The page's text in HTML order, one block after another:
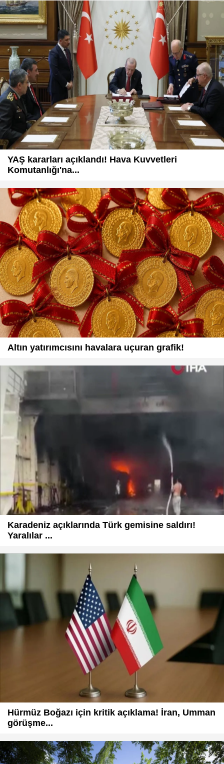
YAŞ kararları açıklandı! Hava Kuvvetleri
Komutanlığı'na...
Altın yatırımcısını havalara uçuran grafik!
Karadeniz açıklarında Türk gemisine saldırı!
Yaralılar ...
Hürmüz Boğazı için kritik açıklama! İran, Umman
görüşme...